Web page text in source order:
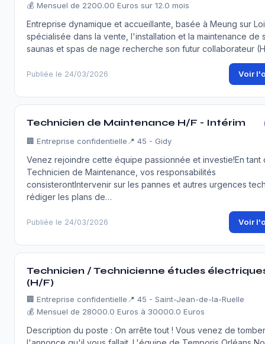
💰 Mensuel de 2200.00 Euros sur 12.0 mois
Entreprise dynamique et accueillante, basée à Meung sur
spécialisée dans la vente, l'installation et la maintenance de
saunas et spas de nage recherche son futur collaborateur
Publiée le 24/03/2026 Voir
Technicien de Maintenance H/F - Intérim
🏢 Entreprise confidentielle 📍 45 - Gidy
Venez rejoindre cette équipe passionnée et investie!En tant
Technicien de Maintenance, vos responsabilités
consisterontIntervenir sur les pannes et autres urgences
rédiger les plans de…
Publiée le 24/03/2026 Voir
Technicien / Technicienne études
(H/F)
🏢 Entreprise confidentielle 📍 45 - Saint-Jean-de-la-Ruelle
💰 Mensuel de 28000.0 Euros à 30000.0 Euros
Description du poste : On arrête tout ! Vous venez de